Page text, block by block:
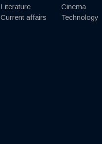
Literature
Current affairs
Cinema
Technology